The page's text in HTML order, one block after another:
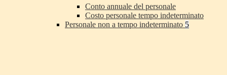
Conto annuale del personale
Costo personale tempo indeterminato
Personale non a tempo indeterminato 5